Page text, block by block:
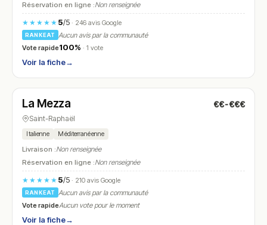
Réservation en ligne :Non renseignée
★★★★★ 5/5· 246 avis Google
RANKEAT
Aucun avis par la communauté
Vote rapide100% · 1 vote
Voir la fiche→
N° 6
La Mezza €€-€€€
Saint-Raphaël
Italienne Méditerranéenne
Livraison :Non renseignée
Réservation en ligne :Non renseignée
★★★★★ 5/5· 210 avis Google
RANKEAT
Aucun avis par la communauté
Vote rapideAucun vote pour le moment
Voir la fiche→